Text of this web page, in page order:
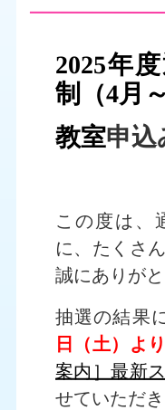
2025年
制（4月
教室申込
この度は、
に、たくさ
誠にありが
抽選の結果
日（土）より
案内］最新
せていただき